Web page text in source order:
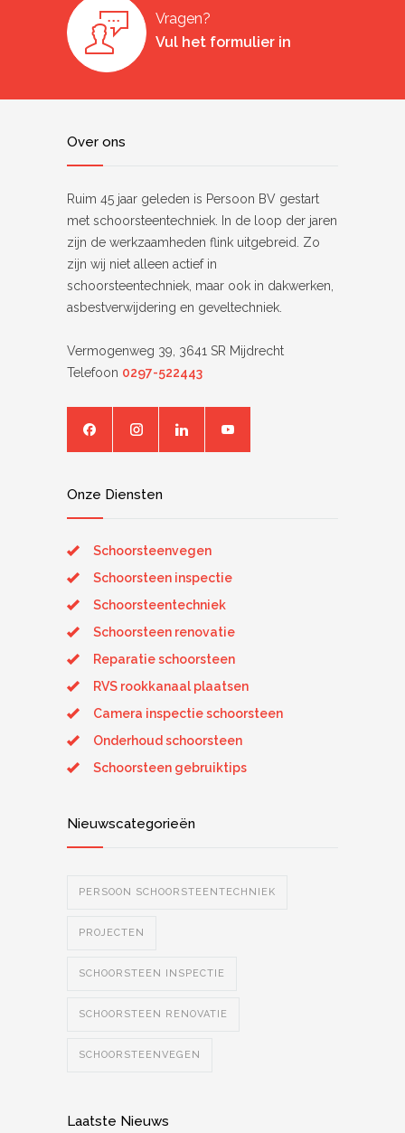
Vragen?
Vul het formulier in
Over ons
Ruim 45 jaar geleden is Persoon BV gestart
met schoorsteentechniek. In de loop der jaren
zijn de werkzaamheden flink uitgebreid. Zo
zijn wij niet alleen actief in
schoorsteentechniek, maar ook in dakwerken,
asbestverwijdering en geveltechniek.
Vermogenweg 39, 3641 SR Mijdrecht
Telefoon 0297-522443
Onze Diensten
Schoorsteenvegen
Schoorsteen inspectie
Schoorsteentechniek
Schoorsteen renovatie
Reparatie schoorsteen
RVS rookkanaal plaatsen
Camera inspectie schoorsteen
Onderhoud schoorsteen
Schoorsteen gebruiktips
Nieuwscategorieën
PERSOON SCHOORSTEENTECHNIEK
PROJECTEN
SCHOORSTEEN INSPECTIE
SCHOORSTEEN RENOVATIE
SCHOORSTEENVEGEN
Laatste Nieuws